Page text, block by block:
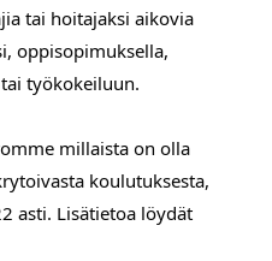
tai hoitajaksi aikovia
oppisopimuksella,
työkokeiluun.
millaista on olla
koulutuksesta,
asti. Lisätietoa löydät